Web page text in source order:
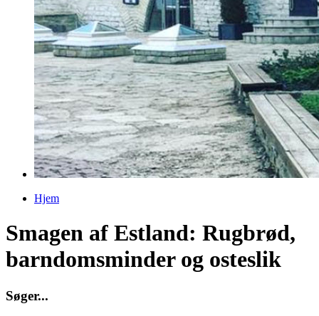
Hjem
Smagen af Estland: Rugbrød,
barndomsminder og osteslik
Søger...